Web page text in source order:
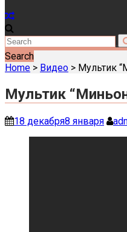
Search
Home > Видео > Мультик
Мультик
18 декабря8 января